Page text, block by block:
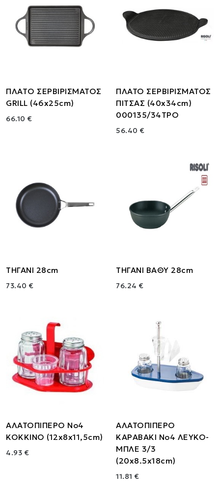
ΠΛΑΤO ΣΕΡΒΙΡΙΣΜΑΤΟΣ
GRILL (46x25cm)
66.10 €
ΠΛΑΤΟ ΣΕΡΒΙΡΙΣΜΑΤΟΣ
ΠΙΤΣΑΣ (40x34cm)
000135/34TPO
56.40 €
ΤΗΓΑΝΙ 28cm
73.40 €
ΤΗΓΑΝΙ ΒΑΘΥ 28cm
76.24 €
ΑΛΑΤΟΠΙΠΕΡΟ Νο4
ΚΟΚΚΙΝΟ (12x8x11,5cm)
4.93 €
ΑΛΑΤΟΠΙΠΕΡΟ
ΚΑΡΑΒΑΚΙ Νο4 ΛΕΥΚΟ-
ΜΠΛΕ 3/3
(20x8.5x18cm)
11.81 €